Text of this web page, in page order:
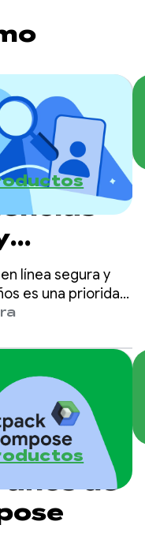
a la tabla de
la
Play
línea segura y
es una prioridad
años de